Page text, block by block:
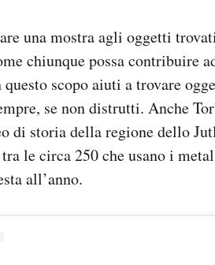
una mostra agli oggetti
chiunque possa contribuire
scopo aiuti a trovare
se non distrutti. Anche
di storia della regione dello
le circa 250 che usano i
all’anno.